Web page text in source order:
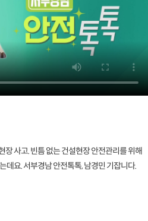
사고. 빈틈 없는 건설현장 안전관리를 위해
데요. 서부경남 안전톡톡, 남경민 기잡니다.